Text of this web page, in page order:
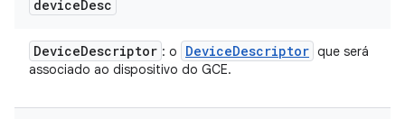
deviceDesc
DeviceDescriptor : o DeviceDescriptor que será
associado ao dispositivo do GCE.